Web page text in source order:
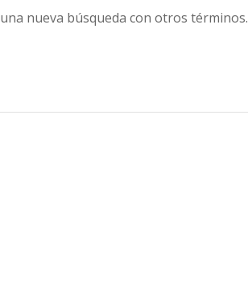
nueva búsqueda con otros términos.